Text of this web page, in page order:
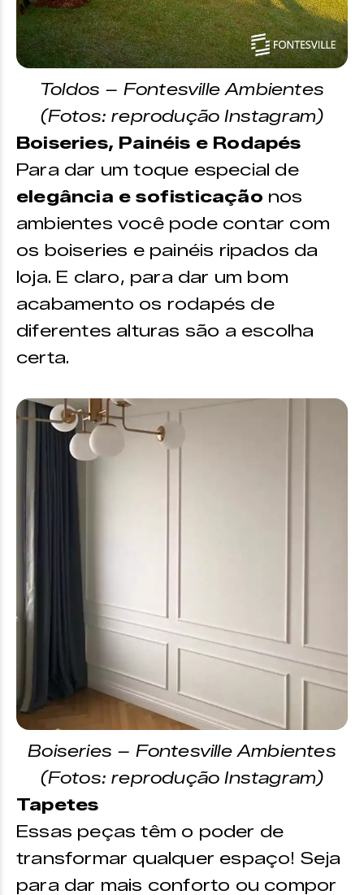
Toldos – Fontesville Ambientes
(Fotos: reprodução Instagram)
Boiseries, Painéis e Rodapés
Para dar um toque especial de
elegância e sofisticação nos
ambientes você pode contar com
os boiseries e painéis ripados da
loja. E claro, para dar um bom
acabamento os rodapés de
diferentes alturas são a escolha
certa.
Boiseries – Fontesville Ambientes
(Fotos: reprodução Instagram)
Tapetes
Essas peças têm o poder de
transformar qualquer espaço! Seja
para dar mais conforto ou compor